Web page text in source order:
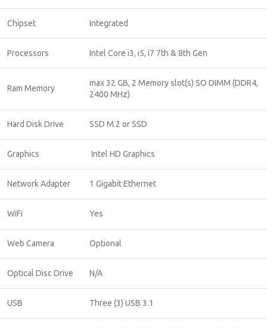
Chipset Integrated
Processors Intel Core i3, i5, i7 7th & 8th Gen
Ram Memory
max 32 GB, 2 Memory slot(s) SO DIMM (DDR4,
2400 MHz)
Hard Disk Drive SSD M.2 or SSD
Graphics Intel HD Graphics
Network Adapter 1 Gigabit Ethernet
WiFi Yes
Web Camera Optional
Optical Disc Drive N/A
USB Three (3) USB 3.1